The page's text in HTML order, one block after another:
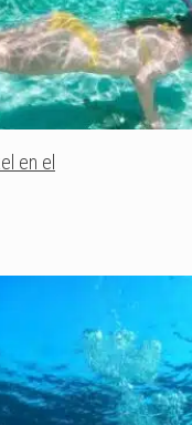
en el